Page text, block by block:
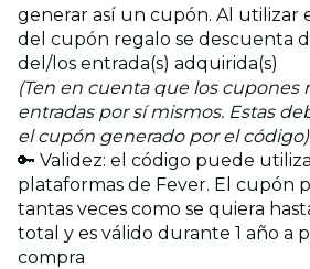
generar así un cupón. Al utilizar
del cupón regalo se descuenta
del/los entrada(s) adquirida(s)
(Ten en cuenta que los cupones
entradas por sí mismos. Estas
el cupón generado por el código)
🔑 Validez: el código puede
plataformas de Fever. El cupón
tantas veces como se quiera
total y es válido durante 1 año a
compra